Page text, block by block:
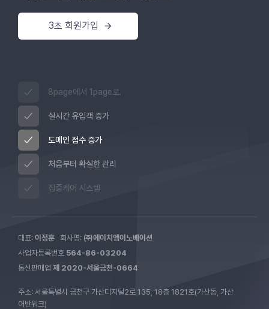
3초 회원가입
8page에서 1page로.
실시간 유입객 증가
도메인 점수 증가
처음부터 확실한 관리
집중케어 시스템
대표: 이정훈 회사명: ㈜에이치엠이노베이션
사업자등록번호 564-86-03204
통신판매업 제 2020-서울금천-0664
주소: 서울특별시 금천구 가산디지털2로 135, 18층 1821호(가산동, 가산
어반워크)